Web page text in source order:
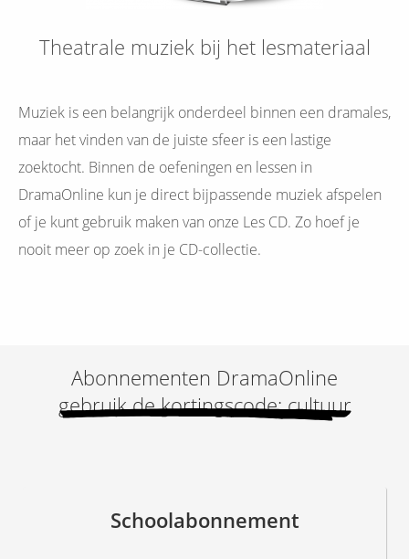
Theatrale muziek bij het lesmateriaal
Muziek is een belangrijk onderdeel binnen een dramales,
maar het vinden van de juiste sfeer is een lastige
zoektocht. Binnen de oefeningen en lessen in
DramaOnline kun je direct bijpassende muziek afspelen
of je kunt gebruik maken van onze Les CD. Zo hoef je
nooit meer op zoek in je CD-collectie.
Abonnementen DramaOnline
gebruik de kortingscode: cultuur
Schoolabonnement